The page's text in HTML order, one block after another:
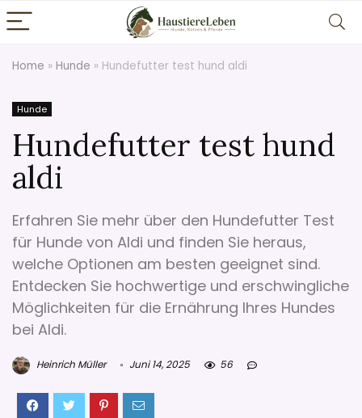
Home » Hunde » Hundefutter test hund aldi
Hunde
Hundefutter test hund
aldi
Erfahren Sie mehr über den Hundefutter Test
für Hunde von Aldi und finden Sie heraus,
welche Optionen am besten geeignet sind.
Entdecken Sie hochwertige und erschwingliche
Möglichkeiten für die Ernährung Ihres Hundes
bei Aldi.
Heinrich Müller Juni 14, 2025 56